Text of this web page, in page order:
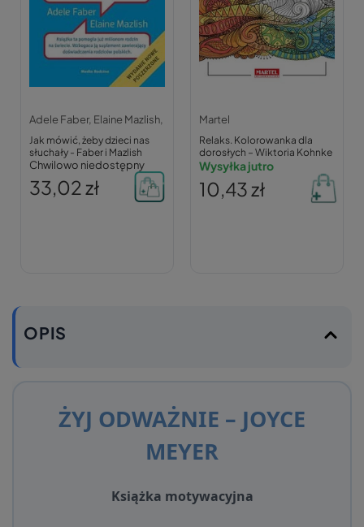
Adele Faber, Elaine Mazlish,
Jak mówić, żeby dzieci nas
słuchały - Faber i Mazlish
Chwilowo niedostępny
33,02 zł
Martel
Relaks. Kolorowanka dla
dorosłych – Wiktoria Kohnke
Wysyłka jutro
10,43 zł
OPIS
ŻYJ ODWAŻNIE – JOYCE
MEYER
Książka motywacyjna